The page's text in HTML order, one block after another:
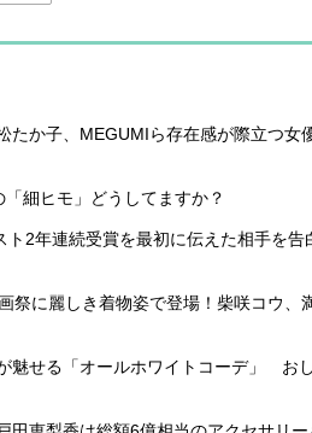
たか子、MEGUMIら存在感が際立つ女
細ヒモ」どうしてますか？
2年連続受賞を最初に伝えた相手を告
祭に麗しき着物姿で登場！柴咲コウ、
魅せる「オールホワイトコーデ」 お